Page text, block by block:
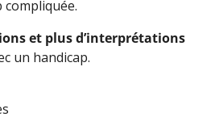
et plus d’interprétations
un handicap.